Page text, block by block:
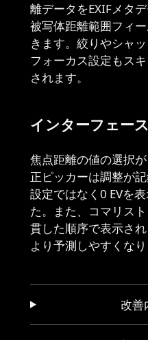
離データをEXIFメタ
被写体距離範囲フィ
きます。絞りやシャ
フォーカス設定もス
されます。
インターフェー
焦点距離の値の選択
正ピッカーは調整が
設定ではなく0 EVを
た。また、コマリス
貫した順序で表示さ
より予測しやすくなり
改善